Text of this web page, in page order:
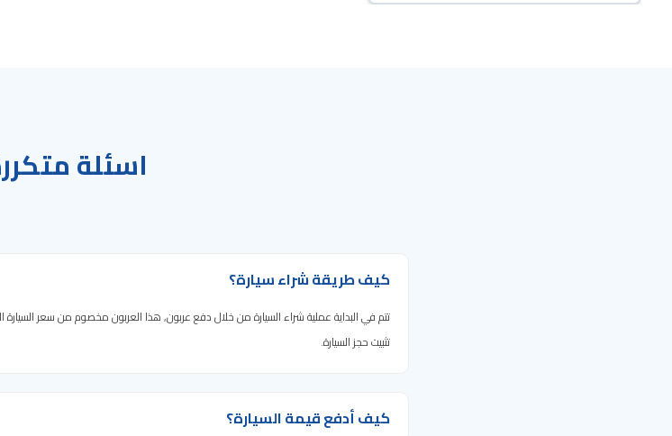
اسئلة
كيف طريقة شراء سيارة؟
تتم في البداية عملية شراء السيارة من خلال دفع عربون, هذا العربون مخصوم من سعر
تثبيت حجز السيارة.
كيف أدفع قيمة السيارة؟